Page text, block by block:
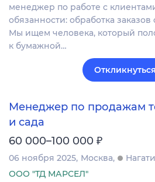
менеджер по работе с
обязанности: обработка
Мы ищем человека, который
к бумажной…
Откликнуться
Менеджер по продажам
и сада
60 000–100 000 ₽
06 ноября 2025 Москва
ООО "ТД МАРСЕЛ"